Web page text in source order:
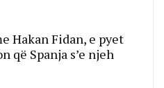
Hakan Fidan, e pyet
që Spanja s’e njeh